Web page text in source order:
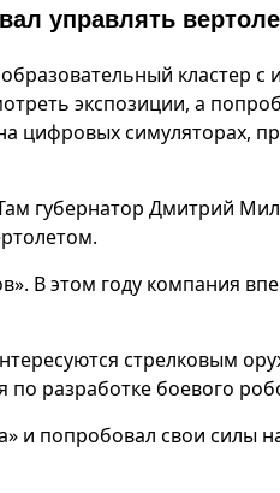
управлять
кластер
экспозиции, а
цифровых симуляторах,
губернатор Дмитрий
В этом году компания
стрелковым
разработке боевого
попробовал свои силы